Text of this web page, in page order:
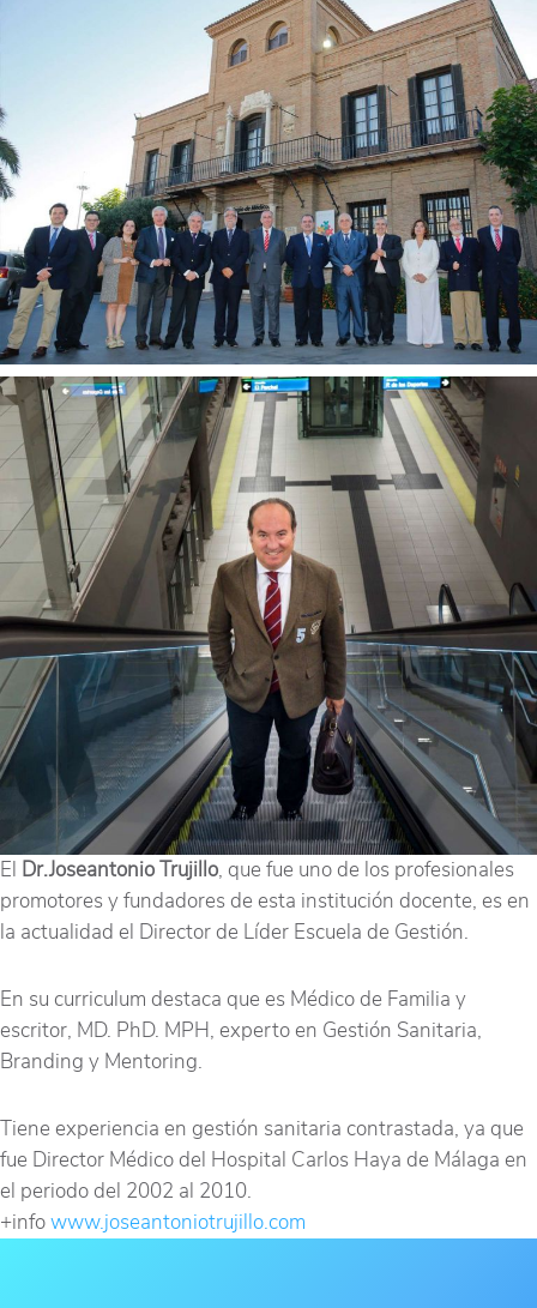
El Dr.Joseantonio Trujillo, que fue uno de los profesionales
promotores y fundadores de esta institución docente, es en
la actualidad el Director de Líder Escuela de Gestión.
En su curriculum destaca que es Médico de Familia y
escritor, MD. PhD. MPH, experto en Gestión Sanitaria,
Branding y Mentoring.
Tiene experiencia en gestión sanitaria contrastada, ya que
fue Director Médico del Hospital Carlos Haya de Málaga en
el periodo del 2002 al 2010.
+infowww.joseantoniotrujillo.com